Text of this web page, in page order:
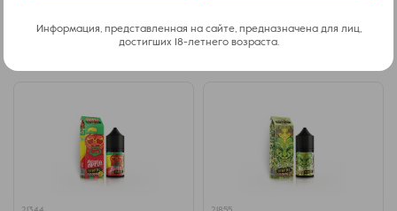
Информация, представленная на сайте, предназначена для лиц,
достигших 18-летнего возраста.